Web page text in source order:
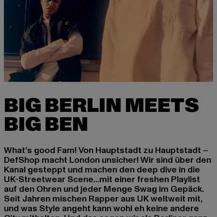
BIG BERLIN MEETS
What’s good Fam! Von Hauptstadt zu Hauptstadt –
DefShop macht London unsicher! Wir sind über den
Kanal gesteppt und machen den deep dive in die
UK-Streetwear Scene...mit einer freshen Playlist
auf den Ohren und jeder Menge Swag im Gepäck.
Seit Jahren mischen Rapper aus UK weltweit mit,
und was Style angeht kann wohl eh keine andere